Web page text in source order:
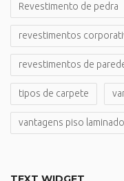
Revestimento de pedra
revestimentos
revestimentos de
tipos de carpete
vantagens piso laminado